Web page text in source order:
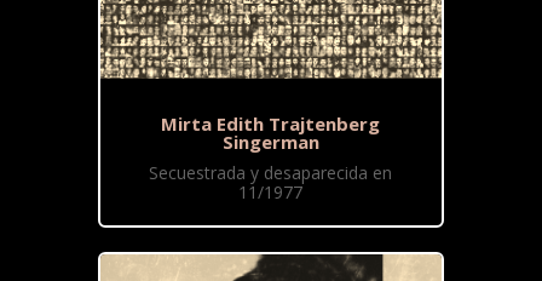
Mirta Edith Trajtenberg
Singerman
Secuestrada y desaparecida en
11/1977